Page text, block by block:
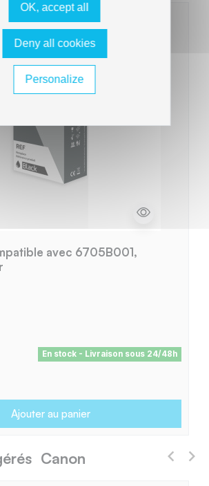
avec 6705B001,
En stock - Livraison sous 24/48h
Ajouter au panier
Canon
OK, accept all
Deny all cookies
Personalize